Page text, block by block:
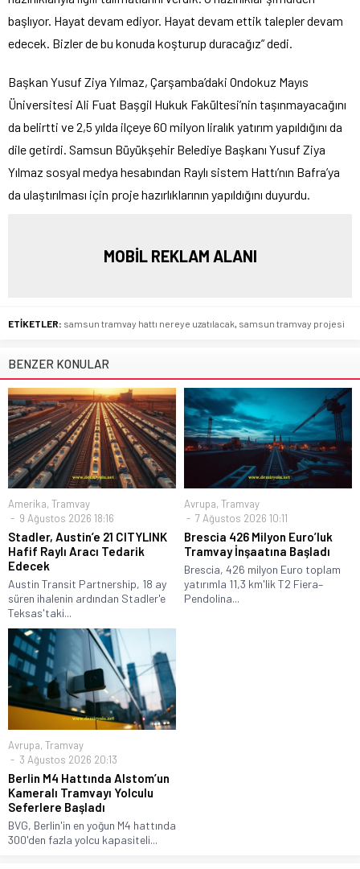
başlıyor. Hayat devam ediyor. Hayat devam ettik talepler devam
edecek. Bizler de bu konuda koşturup duracağız” dedi.
Başkan Yusuf Ziya Yılmaz, Çarşamba’daki Ondokuz Mayıs
Üniversitesi Ali Fuat Başgil Hukuk Fakültesi’nin taşınmayacağını
da belirtti ve 2,5 yılda ilçeye 60 milyon liralık yatırım yapıldığını da
dile getirdi. Samsun Büyükşehir Belediye Başkanı Yusuf Ziya
Yılmaz sosyal medya hesabından Raylı sistem Hattı’nın Bafra’ya
da ulaştırılması için proje hazırlıklarının yapıldığını duyurdu.
MOBİL REKLAM ALANI
ETİKETLER: samsun tramvay hattı nereye uzatılacak samsun tramvay projesi
BENZER KONULAR
Amerika, Tramvay
9 Ağustos 2026 18:16
Stadler, Austin’e 21 CITYLINK
Hafif Raylı Aracı Tedarik
Edecek
Austin Transit Partnership, 18 ay
süren ihalenin ardından Stadler'e
Teksas'taki...
Avrupa, Tramvay
7 Ağustos 2026 10:11
Brescia 426 Milyon Euro’luk
Tramvay İnşaatına Başladı
Brescia, 426 milyon Euro toplam
yatırımla 11,3 km'lik T2 Fiera–
Pendolina...
Avrupa, Tramvay
3 Ağustos 2026 20:13
Berlin M4 Hattında Alstom’un
Kameralı Tramvayı Yolculu
Seferlere Başladı
BVG, Berlin'in en yoğun M4 hattında
300'den fazla yolcu kapasiteli...